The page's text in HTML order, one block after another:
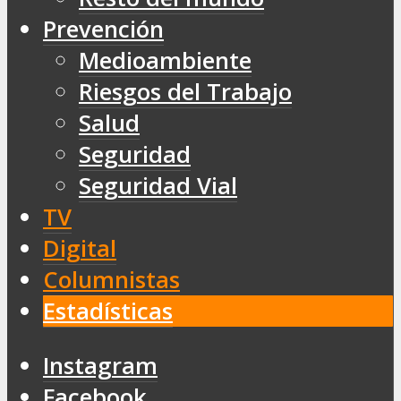
Prevención
Medioambiente
Riesgos del Trabajo
Salud
Seguridad
Seguridad Vial
TV
Digital
Columnistas
Estadísticas
Instagram